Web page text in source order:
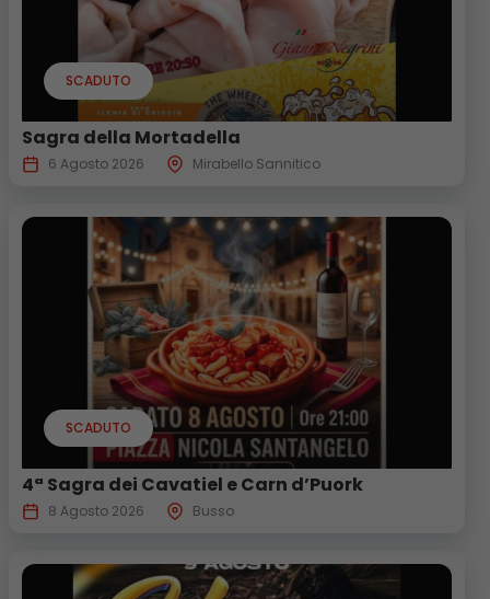
SCADUTO
Sagra della Mortadella
6 Agosto 2026 Mirabello Sannitico
SCADUTO
4ª Sagra dei Cavatiel e Carn d’Puork
8 Agosto 2026 Busso